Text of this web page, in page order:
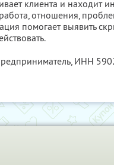
клиента и находит
отношения,
помогает выявить
ИНН